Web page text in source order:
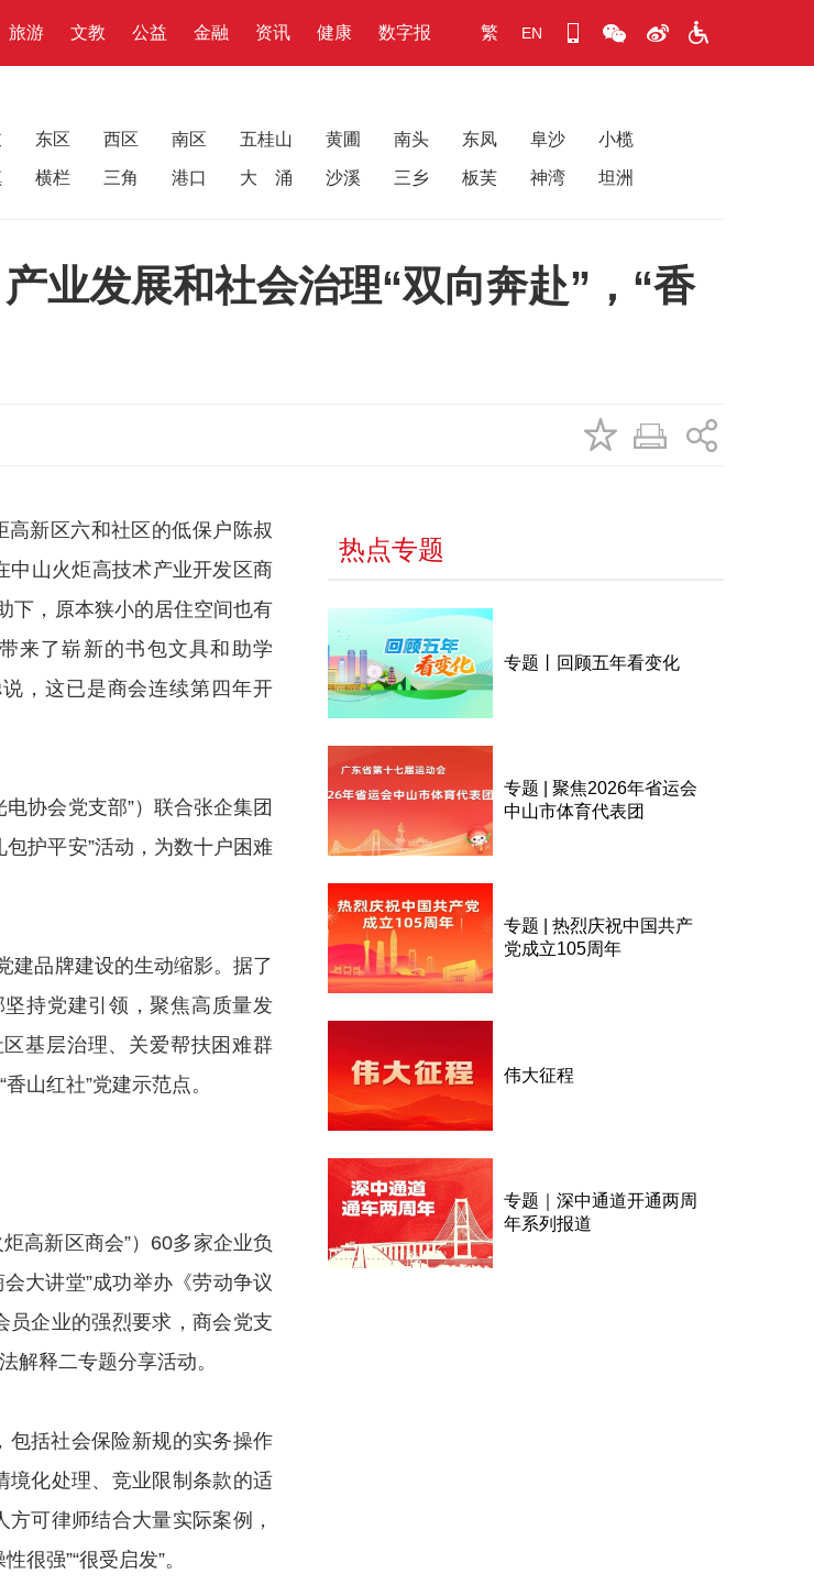
旅游 文教 公益 金融 资讯 健康 数字报 繁 EN
东区 西区 南区 五桂山 黄圃 南头 东凤 阜沙 小榄
横栏 三角 港口 大 涌 沙溪 三乡 板芙 神湾 坦洲
业发展和社会治理“双向奔赴”，“香
高新区六和社区的低保户陈叔
中山火炬高技术产业开发区商
下，原本狭小的居住空间也有
来了崭新的书包文具和助学
，这已是商会连续第四年开
协会党支部”）联合张企集团
护平安”活动，为数十户困难
建品牌建设的生动缩影。据了
持党建引领，聚焦高质量发
基层治理、关爱帮扶困难群
山红社”党建示范点。
高新区商会”）60多家企业负
大讲堂”成功举办《劳动争议
员企业的强烈要求，商会党支
解释二专题分享活动。
包括社会保险新规的实务操作
境化处理、竞业限制条款的适
可律师结合大量实际案例，
很强”“很受启发”。
热点专题
专题丨回顾五年看变化
专题 | 聚焦2026年省运会
中山市体育代表团
专题 | 热烈庆祝中国共产
党成立105周年
伟大征程
专题｜深中通道开通两周
年系列报道